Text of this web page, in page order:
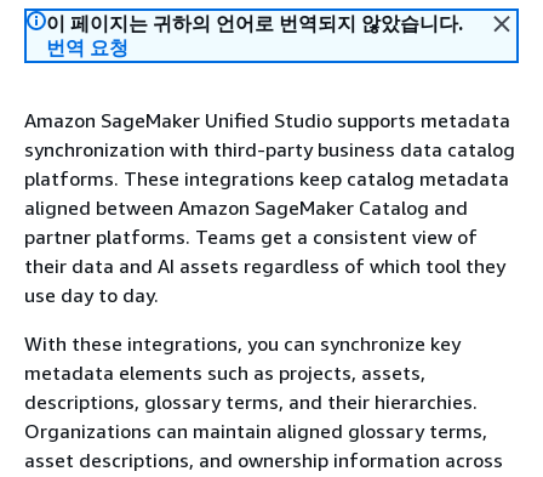
이 페이지는 귀하의 언어로 번역되지 않았습니다.
번역 요청
Amazon SageMaker Unified Studio supports metadata
synchronization with third-party business data catalog
platforms. These integrations keep catalog metadata
aligned between Amazon SageMaker Catalog and
partner platforms. Teams get a consistent view of
their data and AI assets regardless of which tool they
use day to day.
With these integrations, you can synchronize key
metadata elements such as projects, assets,
descriptions, glossary terms, and their hierarchies.
Organizations can maintain aligned glossary terms,
asset descriptions, and ownership information across